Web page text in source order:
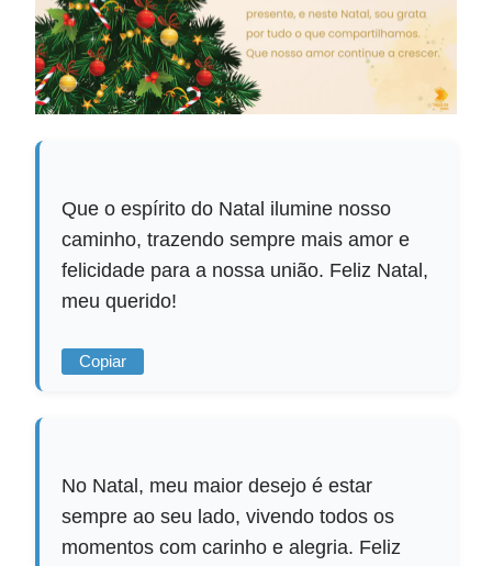
Que o espírito do Natal ilumine nosso
caminho, trazendo sempre mais amor e
felicidade para a nossa união. Feliz Natal,
meu querido!
Copiar
No Natal, meu maior desejo é estar
sempre ao seu lado, vivendo todos os
momentos com carinho e alegria. Feliz